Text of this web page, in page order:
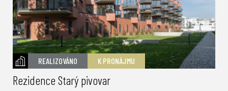
REALIZOVÁNO K PRONÁJMU
Rezidence Starý pivovar